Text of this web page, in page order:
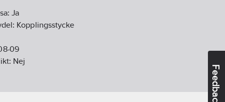
Feedback
Ja
Kopplingsstycke
09
Nej